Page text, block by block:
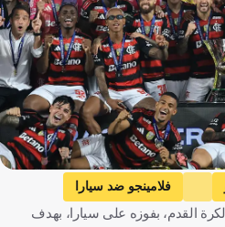
فلامينجو ضد سيارا
الدوري البرازيلي
البرازيل
لكرة القدم، بفوزه على سيارا، بهدف